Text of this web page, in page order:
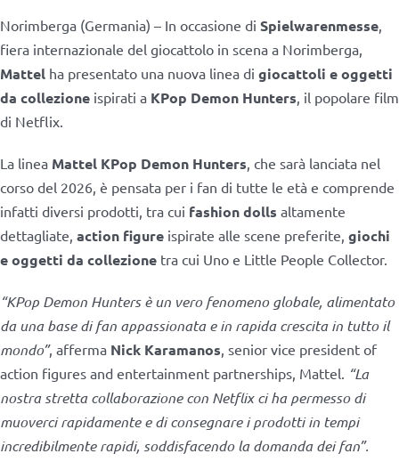
Norimberga (Germania) – In occasione di Spielwarenmesse,
fiera internazionale del giocattolo in scena a Norimberga,
Mattel ha presentato una nuova linea di giocattoli e oggetti
da collezione ispirati a KPop Demon Hunters, il popolare film
di Netflix.
La linea Mattel KPop Demon Hunters, che sarà lanciata nel
corso del 2026, è pensata per i fan di tutte le età e comprende
infatti diversi prodotti, tra cui fashion dolls altamente
dettagliate, action figure ispirate alle scene preferite, giochi
e oggetti da collezione tra cui Uno e Little People Collector.
“KPop Demon Hunters è un vero fenomeno globale, alimentato
da una base di fan appassionata e in rapida crescita in tutto il
mondo”, afferma Nick Karamanos, senior vice president of
action figures and entertainment partnerships, Mattel. “La
nostra stretta collaborazione con Netflix ci ha permesso di
muoverci rapidamente e di consegnare i prodotti in tempi
incredibilmente rapidi, soddisfacendo la domanda dei fan”.